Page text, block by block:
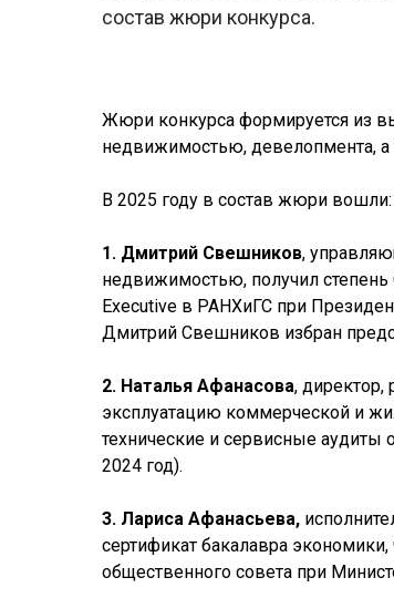
состав жюри конкурса.
Жюри конкурса формируется из
недвижимостью, девелопмента, а
В 2025 году в состав жюри вошли:
1. Дмитрий Свешников,
недвижимостью, получил степень
Executive в РАНХиГС при
Дмитрий Свешников избран
2. Наталья Афанасова, директор,
эксплуатацию коммерческой и
технические и сервисные аудиты
2024 год).
3. Лариса Афанасьева,
сертификат бакалавра
общественного совета при